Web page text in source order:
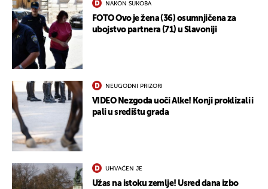
NAKON SUKOBA
FOTO Ovo je žena (36) osumnjičena za
ubojstvo partnera (71) u Slavoniji
NEUGODNI PRIZORI
VIDEO Nezgoda uoči Alke! Konji proklizali i
pali u središtu grada
UHVAĆEN JE
Užas na istoku zemlje! Usred dana izbo